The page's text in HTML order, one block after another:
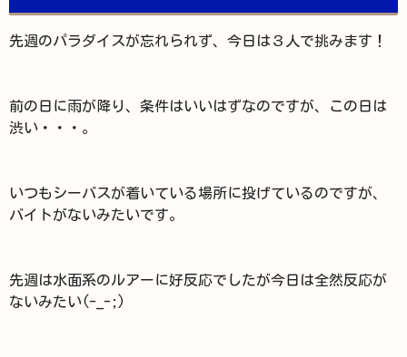
先週のパラダイスが忘れられず、今日は３人で挑みます！
前の日に雨が降り、条件はいいはずなのですが、この日は
渋い・・・。
いつもシーバスが着いている場所に投げているのですが、
バイトがないみたいです。
先週は水面系のルアーに好反応でしたが今日は全然反応が
ないみたい(-_-;)